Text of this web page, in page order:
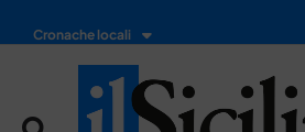
Cronache locali